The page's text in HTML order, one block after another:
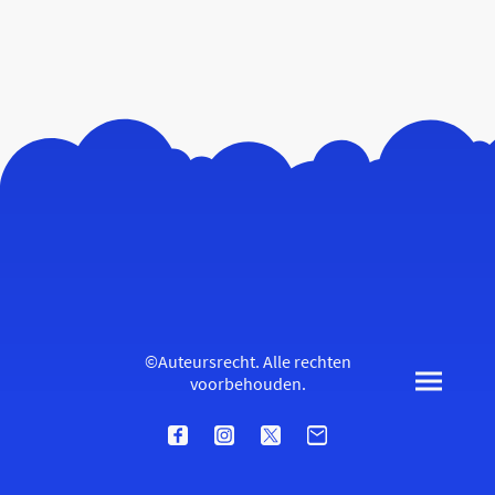
©Auteursrecht. Alle rechten
voorbehouden.